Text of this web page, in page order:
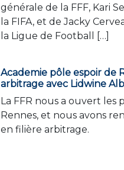
générale de la FFF, Kari
la FIFA, et de Jacky
la Ligue de Football […]
Academie pôle espoir de
arbitrage avec Lidwine
La FFR nous a ouvert les
Rennes, et nous avons
en filière arbitrage.